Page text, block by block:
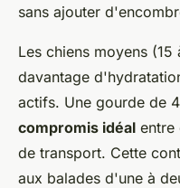
sans ajouter
Les chiens moyens
davantage
actifs. Une gourde de
compromis idéal entre
de transport. Cette
aux balades d'une à